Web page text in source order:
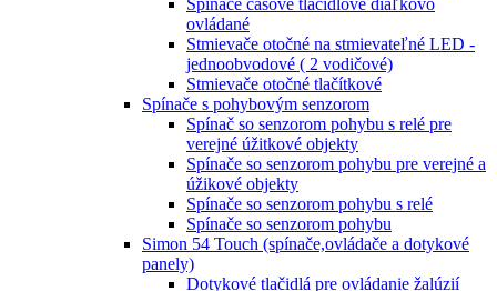
Spínače časové tlačidlové diaľkovo
ovládané
Stmievače otočné na stmievateľné LED -
jednoobvodové ( 2 vodičové)
Stmievače otočné tlačítkové
Spínače s pohybovým senzorom
Spínač so senzorom pohybu s relé pre
verejné úžitkové objekty
Spínače so senzorom pohybu pre verejné a
úžikové objekty
Spínače so senzorom pohybu s relé
Spínače so senzorom pohybu
Simon 54 Touch (spínače,ovládače a dotykové
panely)
Dotykové tlačidlá pre ovládanie žalúzií